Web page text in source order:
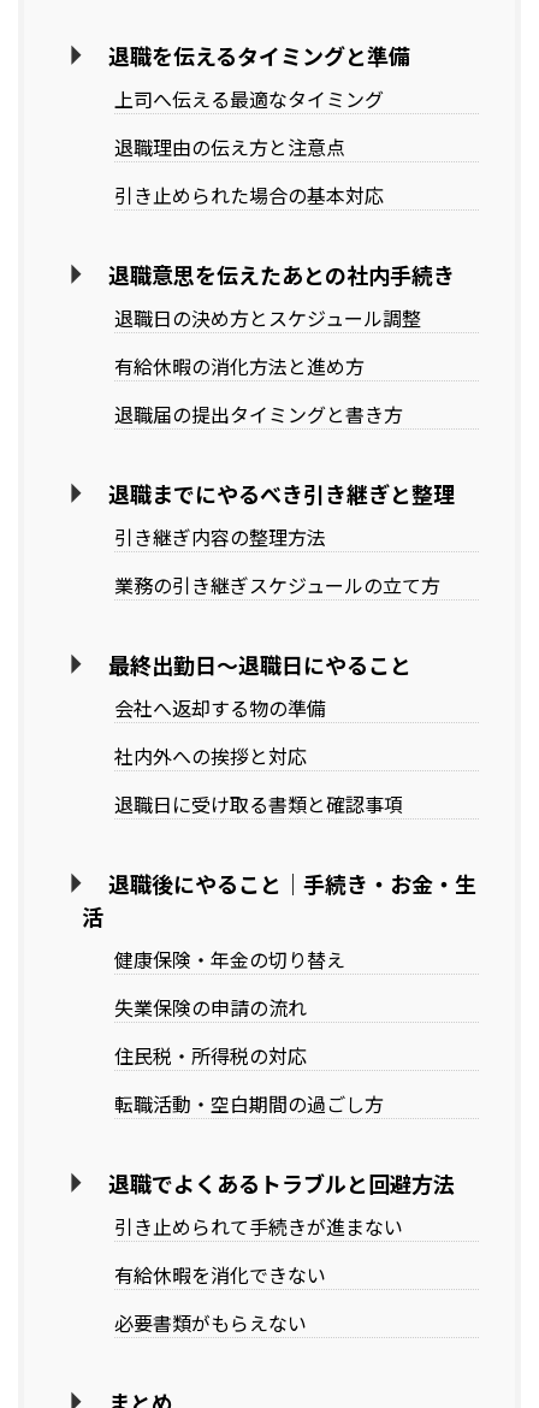
退職を伝えるタイミングと準備
上司へ伝える最適なタイミング
退職理由の伝え方と注意点
引き止められた場合の基本対応
退職意思を伝えたあとの社内手続き
退職日の決め方とスケジュール調整
有給休暇の消化方法と進め方
退職届の提出タイミングと書き方
退職までにやるべき引き継ぎと整理
引き継ぎ内容の整理方法
業務の引き継ぎスケジュールの立て方
最終出勤日〜退職日にやること
会社へ返却する物の準備
社内外への挨拶と対応
退職日に受け取る書類と確認事項
退職後にやること｜手続き・お金・生
活
健康保険・年金の切り替え
失業保険の申請の流れ
住民税・所得税の対応
転職活動・空白期間の過ごし方
退職でよくあるトラブルと回避方法
引き止められて手続きが進まない
有給休暇を消化できない
必要書類がもらえない